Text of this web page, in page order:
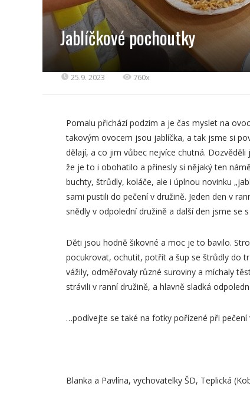
Jablíčkové pochoutky
25.9. 2023 760x
Pomalu přichází podzim a je čas myslet na
takovým ovocem jsou jablíčka, a tak jsme si
dělají, a co jim vůbec nejvíce chutná.
že je to i obohatilo a přinesly si nějaký ten
buchty, štrůdly, koláče, ale i úplnou novinku
sami pustili do pečení v družině. Jeden den v
snědly v odpolední družině a další den jsme se
Děti jsou hodně šikovné a moc je to bavilo.
pocukrovat, ochutit, potřít a šup se štrůdly do
vážily, odměřovaly různé suroviny a míchaly
strávili v ranní družině, a hlavně sladká
…podívejte se také na fotky pořízené při pečení
Blanka a Pavlína, vychovatelky ŠD, Teplická